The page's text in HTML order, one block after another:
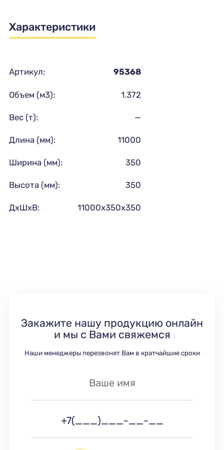
Характеристики
Артикул: 95368
Объем (м3): 1.372
Вес (т): —
Длина (мм): 11000
Ширина (мм): 350
Высота (мм): 350
ДхШхВ: 11000х350х350
Закажите нашу продукцию онлайн
и мы с Вами свяжемся
Наши менеджеры перезвонят Вам в кратчайшие сроки